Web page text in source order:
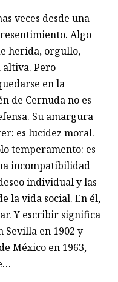
veces desde una
Algo
herida, orgullo,
Pero
en la
de Cernuda no es
Su amargura
es lucidez moral.
temperamento: es
incompatibilidad
individual y las
la vida social. En él,
Y escribir significa
Sevilla en 1902 y
México en 1963,